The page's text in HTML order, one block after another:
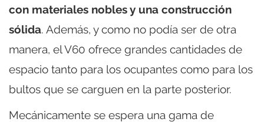
con materiales nobles y una construcción
sólida. Además, y como no podía ser de otra
manera, el V60 ofrece grandes cantidades de
espacio tanto para los ocupantes como para los
bultos que se carguen en la parte posterior.
Mecánicamente se espera una gama de